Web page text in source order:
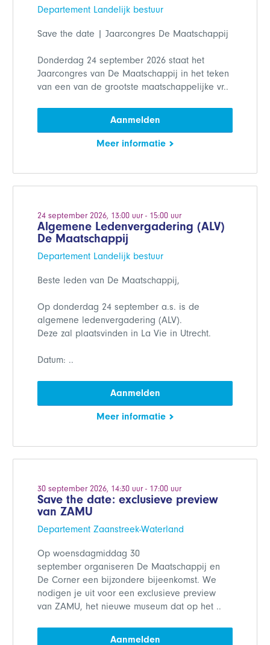
Departement Landelijk bestuur
Save the date | Jaarcongres De Maatschappij
Donderdag 24 september 2026 staat het
Jaarcongres van De Maatschappij in het teken
van een van de grootste maatschappelijke vr..
Aanmelden
Meer informatie
24 september 2026, 13:00 uur - 15:00 uur
Algemene Ledenvergadering (ALV)
De Maatschappij
Departement Landelijk bestuur
Beste leden van De Maatschappij,
Op donderdag 24 september a.s. is de
algemene ledenvergadering (ALV).
Deze zal plaatsvinden in La Vie in Utrecht.
Datum: ..
Aanmelden
Meer informatie
30 september 2026, 14:30 uur - 17:00 uur
Save the date: exclusieve preview
van ZAMU
Departement Zaanstreek-Waterland
Op woensdagmiddag 30
september organiseren De Maatschappij en
De Corner een bijzondere bijeenkomst. We
nodigen je uit voor een exclusieve preview
van ZAMU, het nieuwe museum dat op het ..
Aanmelden